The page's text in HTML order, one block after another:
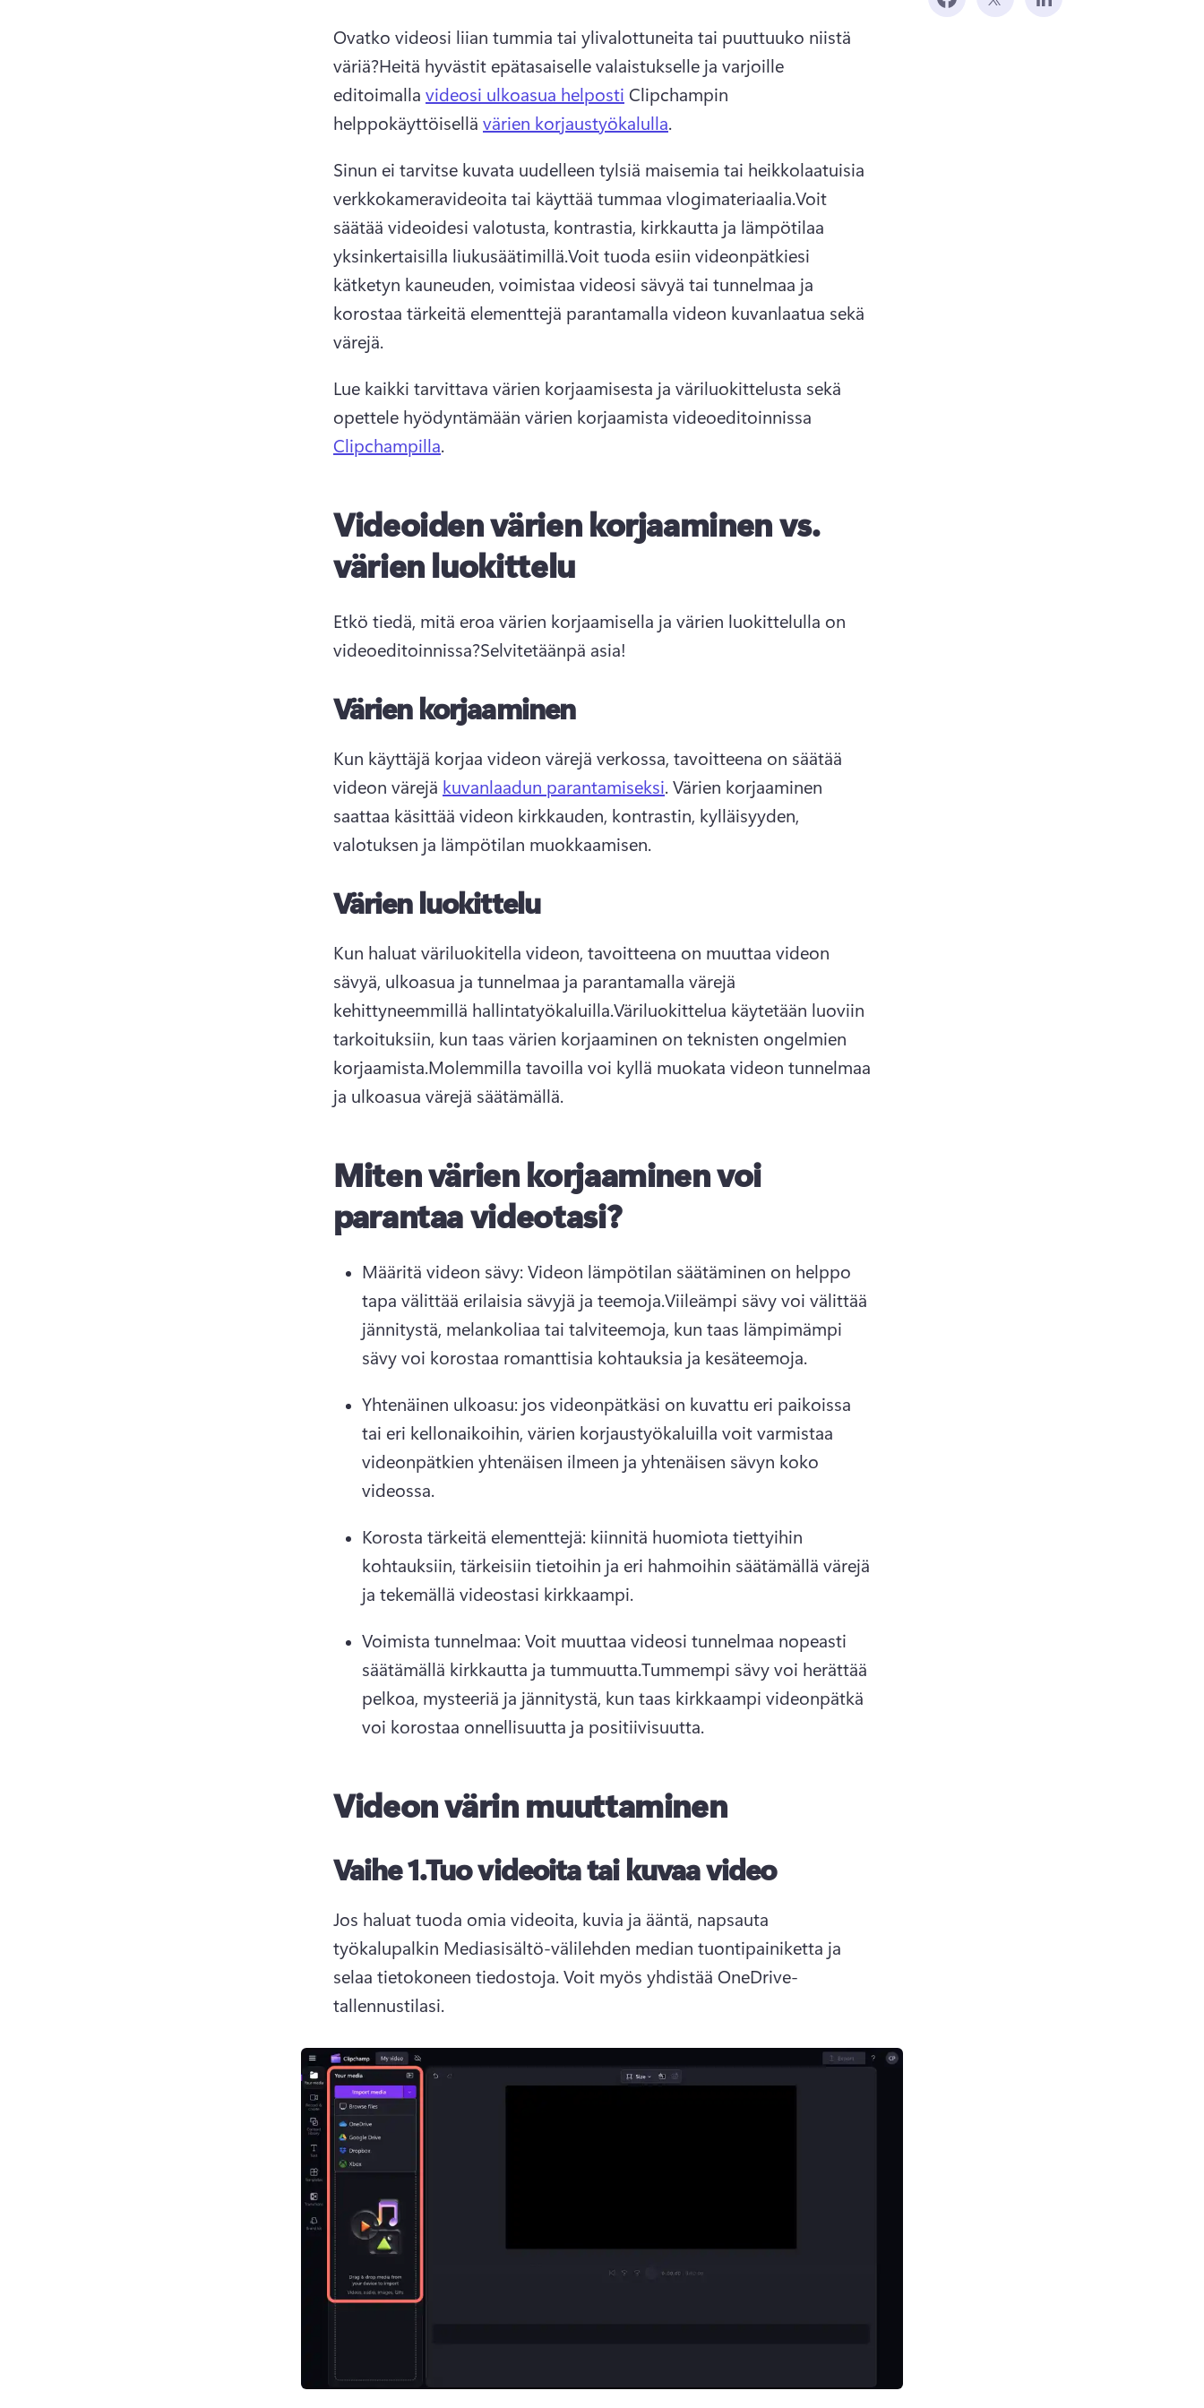
Ovatko videosi liian tummia tai ylivalottuneita tai puuttuuko niistä
väriä?Heitä hyvästit epätasaiselle valaistukselle ja varjoille
editoimalla videosi ulkoasua helposti Clipchampin
helppokäyttöisellä värien korjaustyökalulla.
Sinun ei tarvitse kuvata uudelleen tylsiä maisemia tai heikkolaatuisia
verkkokameravideoita tai käyttää tummaa vlogimateriaalia.Voit
säätää videoidesi valotusta, kontrastia, kirkkautta ja lämpötilaa
yksinkertaisilla liukusäätimillä.Voit tuoda esiin videonpätkiesi
kätketyn kauneuden, voimistaa videosi sävyä tai tunnelmaa ja
korostaa tärkeitä elementtejä parantamalla videon kuvanlaatua sekä
värejä.
Lue kaikki tarvittava värien korjaamisesta ja väriluokittelusta sekä
opettele hyödyntämään värien korjaamista videoeditoinnissa
Clipchampilla.
Videoiden värien korjaaminen vs.
värien luokittelu
Etkö tiedä, mitä eroa värien korjaamisella ja värien luokittelulla on
videoeditoinnissa?Selvitetäänpä asia!
Värien korjaaminen
Kun käyttäjä korjaa videon värejä verkossa, tavoitteena on säätää
videon värejä kuvanlaadun parantamiseksi. Värien korjaaminen
saattaa käsittää videon kirkkauden, kontrastin, kylläisyyden,
valotuksen ja lämpötilan muokkaamisen.
Värien luokittelu
Kun haluat väriluokitella videon, tavoitteena on muuttaa videon
sävyä, ulkoasua ja tunnelmaa ja parantamalla värejä
kehittyneemmillä hallintatyökaluilla.Väriluokittelua käytetään luoviin
tarkoituksiin, kun taas värien korjaaminen on teknisten ongelmien
korjaamista.Molemmilla tavoilla voi kyllä muokata videon tunnelmaa
ja ulkoasua värejä säätämällä.
Miten värien korjaaminen voi
parantaa videotasi?
Määritä videon sävy: Videon lämpötilan säätäminen on helppo
tapa välittää erilaisia sävyjä ja teemoja.Viileämpi sävy voi välittää
jännitystä, melankoliaa tai talviteemoja, kun taas lämpimämpi
sävy voi korostaa romanttisia kohtauksia ja kesäteemoja.
Yhtenäinen ulkoasu: jos videonpätkäsi on kuvattu eri paikoissa
tai eri kellonaikoihin, värien korjaustyökaluilla voit varmistaa
videonpätkien yhtenäisen ilmeen ja yhtenäisen sävyn koko
videossa.
Korosta tärkeitä elementtejä: kiinnitä huomiota tiettyihin
kohtauksiin, tärkeisiin tietoihin ja eri hahmoihin säätämällä värejä
ja tekemällä videostasi kirkkaampi.
Voimista tunnelmaa: Voit muuttaa videosi tunnelmaa nopeasti
säätämällä kirkkautta ja tummuutta.Tummempi sävy voi herättää
pelkoa, mysteeriä ja jännitystä, kun taas kirkkaampi videonpätkä
voi korostaa onnellisuutta ja positiivisuutta.
Videon värin muuttaminen
Vaihe 1.Tuo videoita tai kuvaa video
Jos haluat tuoda omia videoita, kuvia ja ääntä, napsauta
työkalupalkin Mediasisältö-välilehden median tuontipainiketta ja
selaa tietokoneen tiedostoja. Voit myös yhdistää OneDrive-
tallennustilasi.